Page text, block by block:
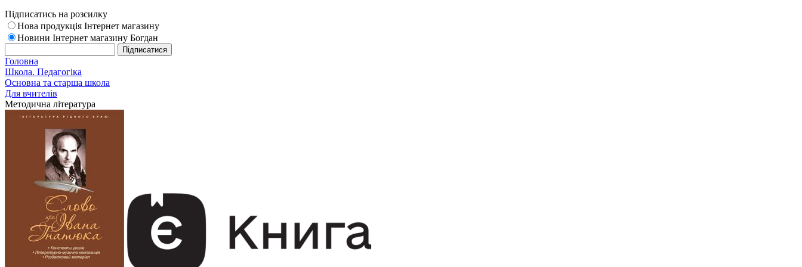
Підписатись на розсилку
Нова продукція Інтернет магазину
Новини Інтернет магазину Богдан
Головна
Школа. Педагогіка
Основна та старша школа
Для вчителів
Методична література